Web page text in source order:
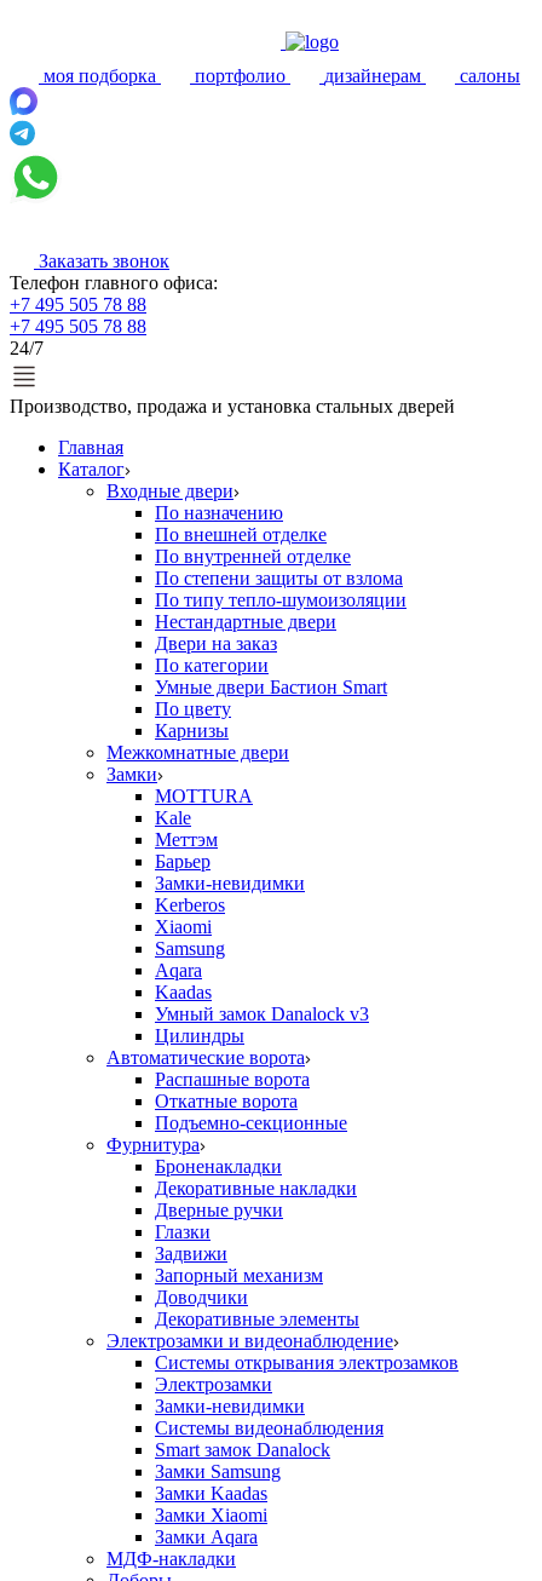
моя подборка портфолио дизайнерам салоны
Заказать звонок
Телефон главного офиса:
+7 495 505 78 88
+7 495 505 78 88
24/7
Производство, продажа и установка стальных дверей
Главная
Каталог
Входные двери
По назначению
По внешней отделке
По внутренней отделке
По степени защиты от взлома
По типу тепло-шумоизоляции
Нестандартные двери
Двери на заказ
По категории
Умные двери Бастион Smart
По цвету
Карнизы
Межкомнатные двери
Замки
MOTTURA
Kale
Меттэм
Барьер
Замки-невидимки
Kerberos
Xiaomi
Samsung
Aqara
Kaadas
Умный замок Danalock v3
Цилиндры
Автоматические ворота
Распашные ворота
Откатные ворота
Подъемно-секционные
Фурнитура
Броненакладки
Декоративные накладки
Дверные ручки
Глазки
Задвижи
Запорный механизм
Доводчики
Декоративные элементы
Электрозамки и видеонаблюдение
Системы открывания электрозамков
Электрозамки
Замки-невидимки
Системы видеонаблюдения
Smart замок Danalock
Замки Samsung
Замки Kaadas
Замки Xiaomi
Замки Aqara
МДФ-накладки